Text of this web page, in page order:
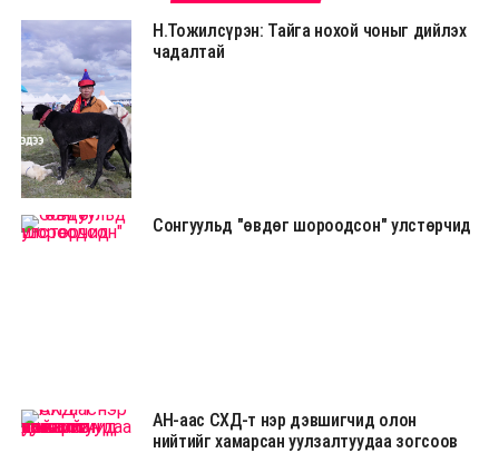
Н.Тожилсүрэн: Тайга нохой чоныг дийлэх
чадалтай
Сонгуульд "өвдөг шороодсон" улстөрчид
АН-аас СХД-т нэр дэвшигчид олон
нийтийг хамарсан уулзалтуудаа зогсоов